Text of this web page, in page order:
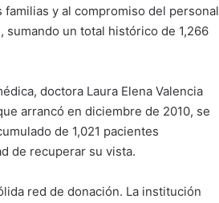
familias y al compromiso del personal
un total histórico de 1,266
doctora Laura Elena Valencia
arrancó en diciembre de 2010, se
de 1,021 pacientes
de recuperar su vista.
red de donación. La institución